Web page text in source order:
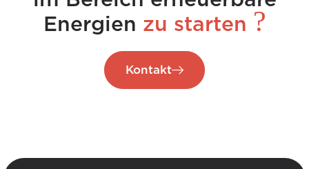
Energien zu starten ?
Kontakt